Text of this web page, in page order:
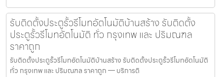
รับติดตั้งประตูรั้วรีโมทอัตโนมัติบ้านสร้าง รับติดตั้ง
ประตูรั้วรีโมทอัตโนมัติ ทั่ว กรุงเทพ และ ปริมณฑล
ราคาถูก
รับติดตั้งประตูรั้วรีโมทอัตโนมัติบ้านสร้าง รับติดตั้งประตูรั้วรีโมทอัตโนมัติ
ทั่ว กรุงเทพ และ ปริมณฑล ราคาถูก — บริการติ